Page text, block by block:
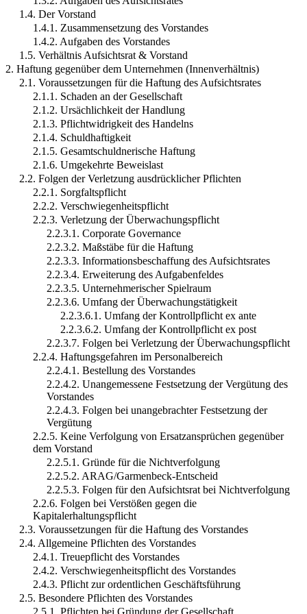
1.4. Der Vorstand
1.4.1. Zusammensetzung des Vorstandes
1.4.2. Aufgaben des Vorstandes
1.5. Verhältnis Aufsichtsrat & Vorstand
2. Haftung gegenüber dem Unternehmen (Innenverhältnis)
2.1. Voraussetzungen für die Haftung des Aufsichtsrates
2.1.1. Schaden an der Gesellschaft
2.1.2. Ursächlichkeit der Handlung
2.1.3. Pflichtwidrigkeit des Handelns
2.1.4. Schuldhaftigkeit
2.1.5. Gesamtschuldnerische Haftung
2.1.6. Umgekehrte Beweislast
2.2. Folgen der Verletzung ausdrücklicher Pflichten
2.2.1. Sorgfaltspflicht
2.2.2. Verschwiegenheitspflicht
2.2.3. Verletzung der Überwachungspflicht
2.2.3.1. Corporate Governance
2.2.3.2. Maßstäbe für die Haftung
2.2.3.3. Informationsbeschaffung des Aufsichtsrates
2.2.3.4. Erweiterung des Aufgabenfeldes
2.2.3.5. Unternehmerischer Spielraum
2.2.3.6. Umfang der Überwachungstätigkeit
2.2.3.6.1. Umfang der Kontrollpflicht ex ante
2.2.3.6.2. Umfang der Kontrollpflicht ex post
2.2.3.7. Folgen bei Verletzung der Überwachungspflicht
2.2.4. Haftungsgefahren im Personalbereich
2.2.4.1. Bestellung des Vorstandes
2.2.4.2. Unangemessene Festsetzung der Vergütung des
Vorstandes
2.2.4.3. Folgen bei unangebrachter Festsetzung der
Vergütung
2.2.5. Keine Verfolgung von Ersatzansprüchen gegenüber
dem Vorstand
2.2.5.1. Gründe für die Nichtverfolgung
2.2.5.2. ARAG/Garmenbeck-Entscheid
2.2.5.3. Folgen für den Aufsichtsrat bei Nichtverfolgung
2.2.6. Folgen bei Verstößen gegen die
Kapitalerhaltungspflicht
2.3. Voraussetzungen für die Haftung des Vorstandes
2.4. Allgemeine Pflichten des Vorstandes
2.4.1. Treuepflicht des Vorstandes
2.4.2. Verschwiegenheitspflicht des Vorstandes
2.4.3. Pflicht zur ordentlichen Geschäftsführung
2.5. Besondere Pflichten des Vorstandes
2.5.1. Pflichten bei Gründung der Gesellschaft